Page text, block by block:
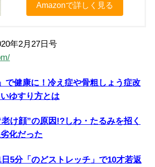
Amazonで詳しく見る
年2月27日号
で健康に！冷え症や骨粗しょう症改
ゆすり方とは
け顔”の原因!?しわ・たるみを招く
化だった
5分「のどストレッチ」で10才若返